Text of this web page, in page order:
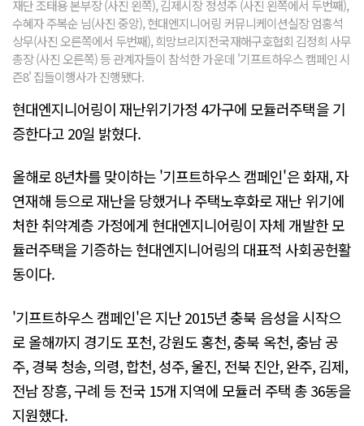
재단 조태용 본부장 (사진 왼쪽), 김제시장 정성주 (사진 왼쪽에서 두번째),
수혜자 주복순 님(사진 중앙), 현대엔지니어링 커뮤니케이션실장 엄홍석
상무(사진 오른쪽에서 두번째), 희망브리지전국재해구호협회 김정희 사무
총장 (사진 오른쪽) 등 관계자들이 참석한 가운데 '기프트하우스 캠페인 시
즌8' 집들이행사가 진행됐다.
현대엔지니어링이 재난위기가정 4가구에 모듈러주택을 기
증한다고 20일 밝혔다.
올해로 8년차를 맞이하는 '기프트하우스 캠페인'은 화재, 자
연재해 등으로 재난을 당했거나 주택노후화로 재난 위기에
처한 취약계층 가정에게 현대엔지니어링이 자체 개발한 모
듈러주택을 기증하는 현대엔지니어링의 대표적 사회공헌활
동이다.
'기프트하우스 캠페인'은 지난 2015년 충북 음성을 시작으
로 올해까지 경기도 포천, 강원도 홍천, 충북 옥천, 충남 공
주, 경북 청송, 의령, 합천, 성주, 울진, 전북 진안, 완주, 김제,
전남 장흥, 구례 등 전국 15개 지역에 모듈러 주택 총 36동을
지원했다.